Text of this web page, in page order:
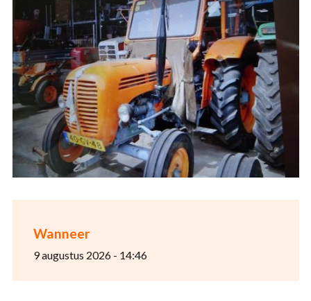
Wanneer
9 augustus 2026 - 14:46